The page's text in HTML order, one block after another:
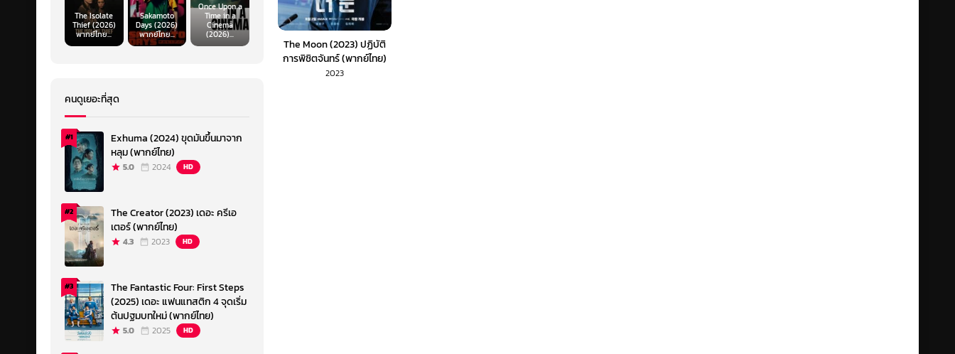
The Moon (2023) ปฏิบัติ
การพิชิตจันทร์ (พากย์ไทย)
2023
The Isolate
Thief (2026)
พากย์ไทย...
Sakamoto
Days (2026)
พากย์ไทย...
Once Upon a
Time in a
Cinema
(2026)...
คนดูเยอะที่สุด
#1
Exhuma (2024) ขุดมันขึ้นมาจาก
หลุม (พากย์ไทย)
5.0 2024 HD
#2
The Creator (2023) เดอะ ครีเอ
เตอร์ (พากย์ไทย)
4.3 2023 HD
#3
The Fantastic Four: First Steps
(2025) เดอะ แฟนแทสติก 4 จุดเริ่ม
ต้นปฐมบทใหม่ (พากย์ไทย)
5.0 2025 HD